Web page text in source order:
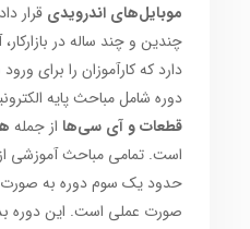
موبایل‌های اندرویدی قرار
چندین و چند ساله در
دارد که کارآموزان را برای ورود
دوره شامل مباحث پایه
قطعات و آی سی‌ها از جمله
است. تمامی مباحث آموزشی
حدود یک سوم دوره به صورت
صورت عملی است. این دوره